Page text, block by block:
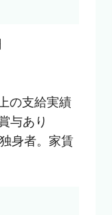
の支給実績
与あり
身者。家賃